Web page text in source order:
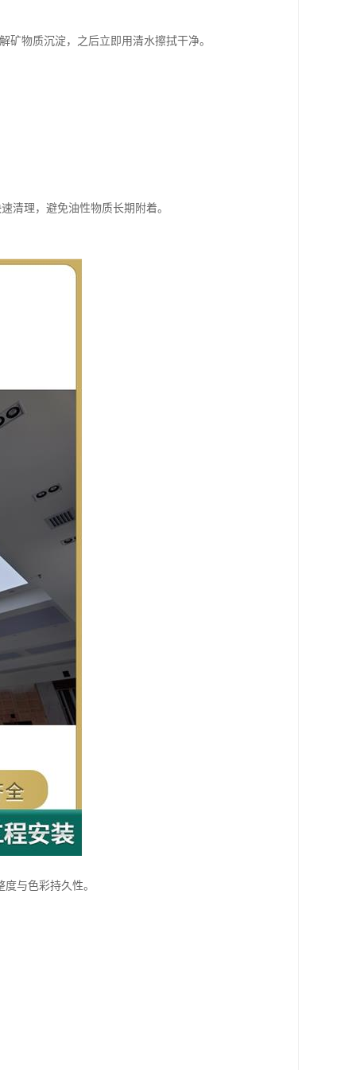
矿物质沉淀，之后立即用清水擦拭干净。
清理，避免油性物质长期附着。
与色彩持久性。